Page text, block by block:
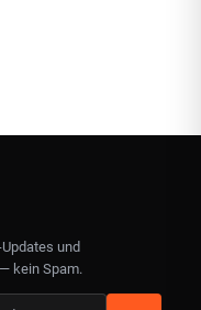
und
kein Spam.